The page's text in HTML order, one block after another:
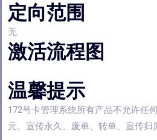
定向范围
无
激活流程图
温馨提示
172号卡管理系统所有产品不允许任
元、宣传永久、废单、转单、宣传归